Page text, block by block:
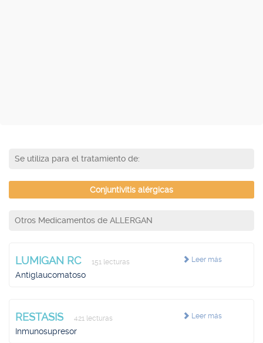
Se utiliza para el tratamiento de:
Conjuntivitis alérgicas
Otros Medicamentos de ALLERGAN
Leer más
LUMIGAN RC 151 lecturas
Antiglaucomatoso
Leer más
RESTASIS 421 lecturas
Inmunosupresor